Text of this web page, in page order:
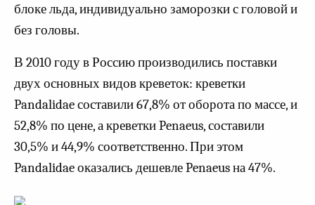
блоке льда, индивидуально заморозки с головой и
без головы.
В 2010 году в Россию производились поставки
двух основных видов креветок: креветки
Pandalidae составили 67,8% от оборота по массе, и
52,8% по цене, а креветки Penaeus, составили
30,5% и 44,9% соответственно. При этом
Pandalidae оказались дешевле Penaeus на 47%.